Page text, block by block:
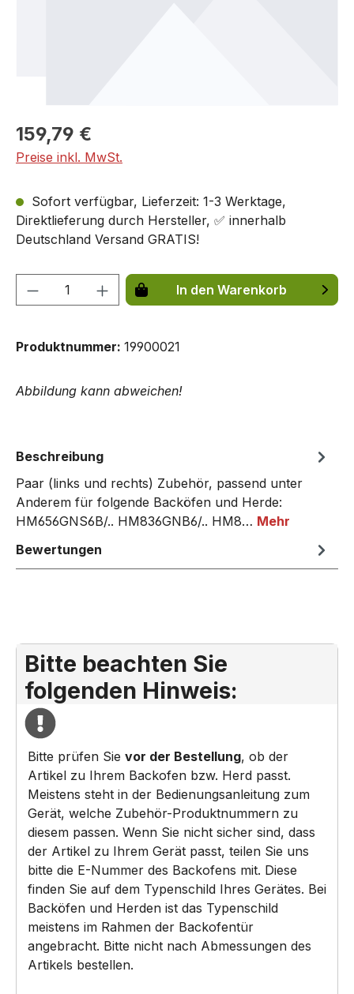
159,79 €
Preise inkl. MwSt.
Sofort verfügbar, Lieferzeit: 1-3 Werktage,
Direktlieferung durch Hersteller, ✅ innerhalb
Deutschland Versand GRATIS!
Produkt Anzahl: Gib denIn den Warenkorb
Produktnummer: 19900021
Abbildung kann abweichen!
Beschreibung
Paar (links und rechts) Zubehör, passend unter
Anderem für folgende Backöfen und Herde:
HM656GNS6B/.. HM836GNB6/.. HM8… Mehr
Bewertungen
Bitte beachten Sie
folgenden Hinweis:
Bitte prüfen Sie vor der Bestellung, ob der
Artikel zu Ihrem Backofen bzw. Herd passt.
Meistens steht in der Bedienungsanleitung zum
Gerät, welche Zubehör-Produktnummern zu
diesem passen. Wenn Sie nicht sicher sind, dass
der Artikel zu Ihrem Gerät passt, teilen Sie uns
bitte die E-Nummer des Backofens mit. Diese
finden Sie auf dem Typenschild Ihres Gerätes. Bei
Backöfen und Herden ist das Typenschild
meistens im Rahmen der Backofentür
angebracht. Bitte nicht nach Abmessungen des
Artikels bestellen.